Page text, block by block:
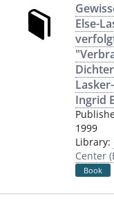
Else-
Ingrid
1999
Library:
Center
Book